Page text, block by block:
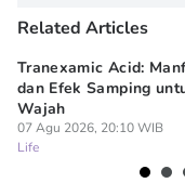
Related Articles
Tranexamic Acid:
dan Efek Samping
Wajah
07 Agu 2026, 20:10 WIB
Life